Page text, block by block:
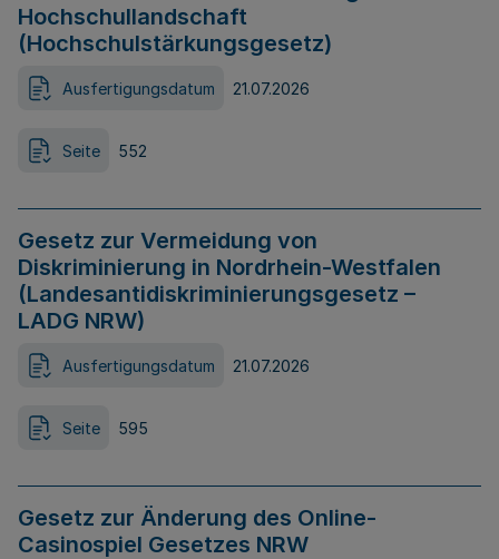
Hochschullandschaft
(Hochschulstärkungsgesetz)
Ausfertigungsdatum 21.07.2026
Seite 552
Gesetz zur Vermeidung von
Diskriminierung in Nordrhein-Westfalen
(Landesantidiskriminierungsgesetz –
LADG NRW)
Ausfertigungsdatum 21.07.2026
Seite 595
Gesetz zur Änderung des Online-
Casinospiel Gesetzes NRW